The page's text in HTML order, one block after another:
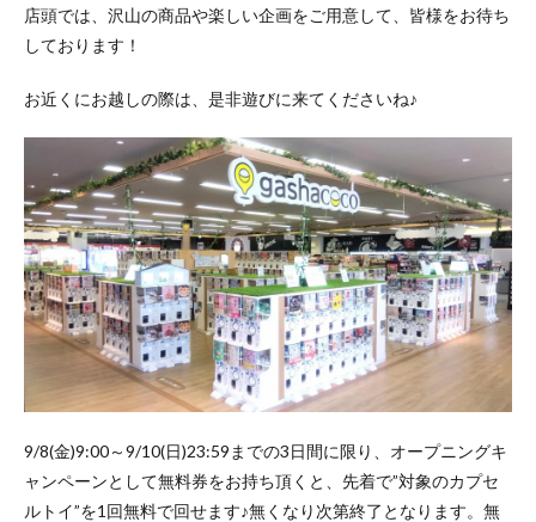
店頭では、沢山の商品や楽しい企画をご用意して、皆様をお待ち
しております！
お近くにお越しの際は、是非遊びに来てくださいね♪
9/8(金)9:00～9/10(日)23:59までの3日間に限り、オープニングキ
ャンペーンとして無料券をお持ち頂くと、先着で”対象のカプセ
ルトイ”を1回無料で回せます♪無くなり次第終了となります。無